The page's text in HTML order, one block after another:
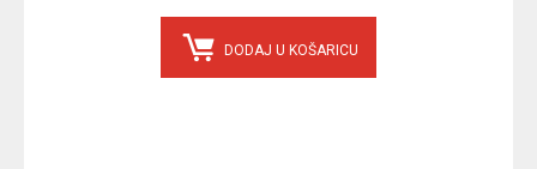
DODAJ U KOŠARICU